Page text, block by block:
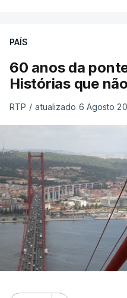
PAÍS
60 anos da
Histórias que
RTP / atualizado 6 Agosto